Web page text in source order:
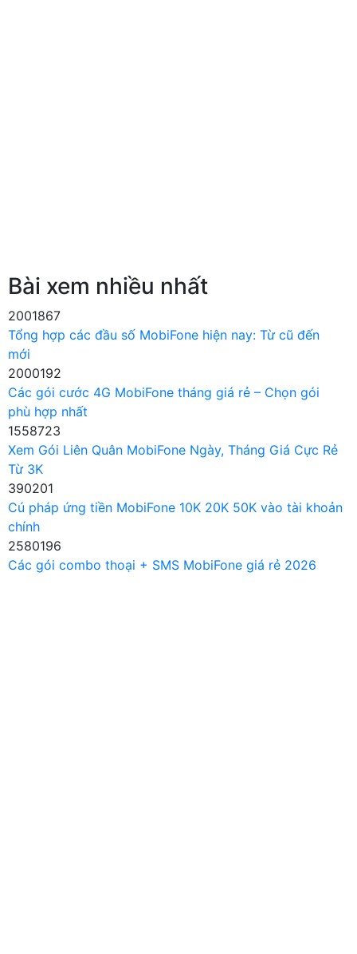
Bài xem nhiều nhất
2001867
Tổng hợp các đầu số MobiFone hiện nay: Từ cũ đến
mới
2000192
Các gói cước 4G MobiFone tháng giá rẻ – Chọn gói
phù hợp nhất
1558723
Xem Gói Liên Quân MobiFone Ngày, Tháng Giá Cực Rẻ
Từ 3K
390201
Cú pháp ứng tiền MobiFone 10K 20K 50K vào tài khoản
chính
2580196
Các gói combo thoại + SMS MobiFone giá rẻ 2026